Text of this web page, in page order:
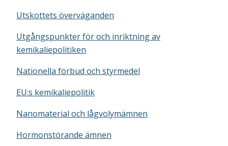
Utskottets överväganden
Utgångspunkter för och inriktning av
kemikaliepolitiken
Nationella förbud och styrmedel
EU:s kemikaliepolitik
Nanomaterial och lågvolymämnen
Hormonstörande ämnen